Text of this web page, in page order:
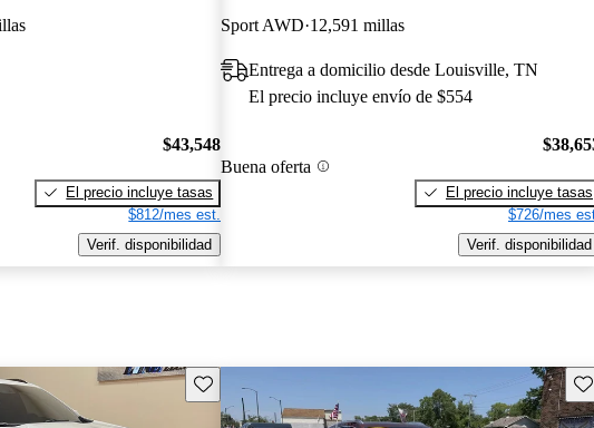
$43,548
El precio incluye tasas
$812/mes est.
Verif. disponibilidad
Sport AWD 12,591 millas
Entrega a domicilio desde Louisville, TN
El precio incluye envío de $554
Buena oferta
El precio incluye tasas
$726/mes
Verif. disponibilidad
Guarda este Aviso